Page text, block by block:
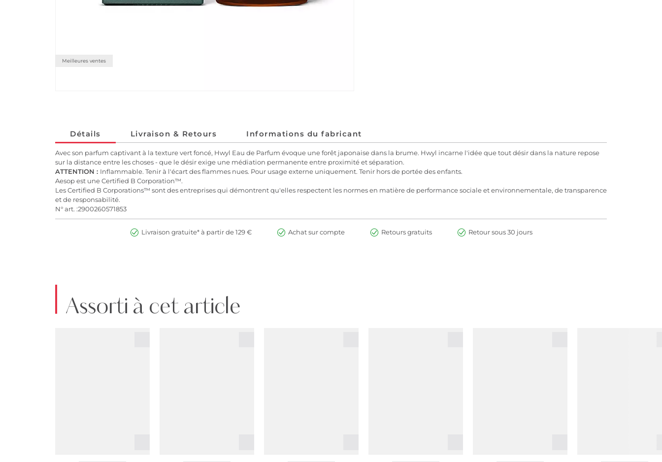
Meilleures ventes
Détails Livraison & Retours Informations du fabricant
Avec son parfum captivant à la texture vert foncé, Hwyl Eau de Parfum évoque une forêt japonaise dans la brume. Hwyl incarne l'idée que tout désir dans la nature repose
sur la distance entre les choses - que le désir exige une médiation permanente entre proximité et séparation.
ATTENTION : Inflammable. Tenir à l'écart des flammes nues. Pour usage externe uniquement. Tenir hors de portée des enfants.
Aesop est une Certified B Corporation™.
Les Certified B Corporations™ sont des entreprises qui démontrent qu'elles respectent les normes en matière de performance sociale et environnementale, de transparence
et de responsabilité.
N° art. :2900260571853
Livraison gratuite* à partir de 129 € Achat sur compte Retours gratuits Retour sous 30 jours
Assorti à cet article